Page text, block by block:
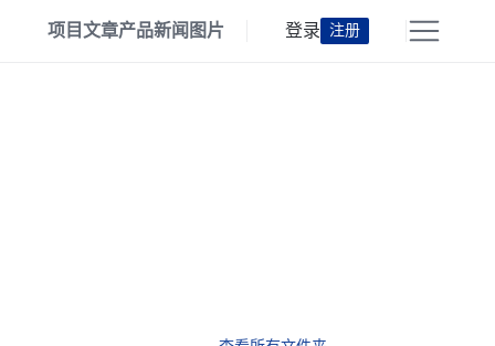
项目文章产品新闻 图片 登录 注册